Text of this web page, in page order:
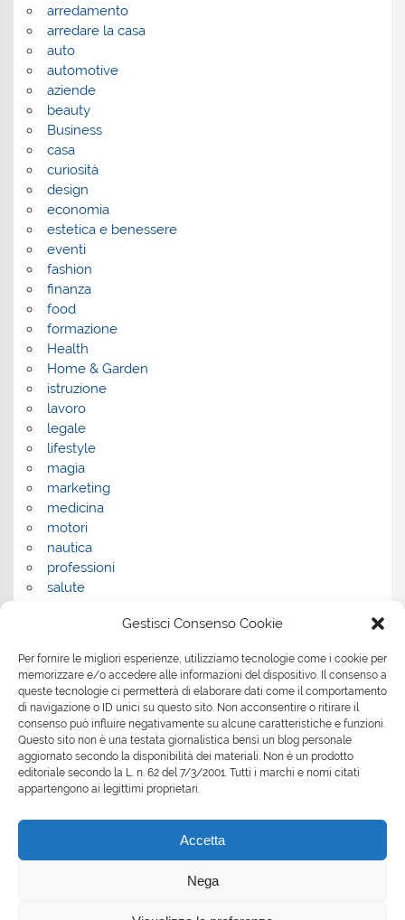
Gestisci Consenso Cookie
Per fornire le migliori esperienze, utilizziamo tecnologie come i cookie per
memorizzare e/o accedere alle informazioni del dispositivo. Il consenso a
queste tecnologie ci permetterà di elaborare dati come il comportamento
di navigazione o ID unici su questo sito. Non acconsentire o ritirare il
consenso può influire negativamente su alcune caratteristiche e funzioni.
Questo sito non è una testata giornalistica bensì un blog personale
aggiornato secondo la disponibilità dei materiali. Non è un prodotto
editoriale secondo la L. n. 62 del 7/3/2001. Tutti i marchi e nomi citati
appartengono ai legittimi proprietari.
Accetta
Nega
arredamento
arredare la casa
auto
automotive
aziende
beauty
Business
casa
curiosità
design
economia
estetica e benessere
eventi
fashion
finanza
food
formazione
Health
Home & Garden
istruzione
lavoro
legale
lifestyle
magia
marketing
medicina
motori
nautica
professioni
salute
servizi per le aziende
shopping
sport
Tech
tecnologia
travel
Uncategorized
wedding